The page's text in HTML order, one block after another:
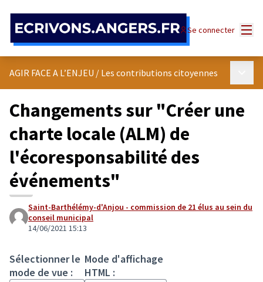
Se connecter
AGIR FACE A L’ENJEU / Les contributions citoyennes
Changements sur "Créer une
charte locale (ALM) de
l'écoresponsabilité des
événements"
Saint-Barthélémy-d'Anjou - commission de 21 élus au sein du
conseil municipal
14/06/2021 15:13
Sélectionner le
mode de vue :
Mode d'affichage
HTML :